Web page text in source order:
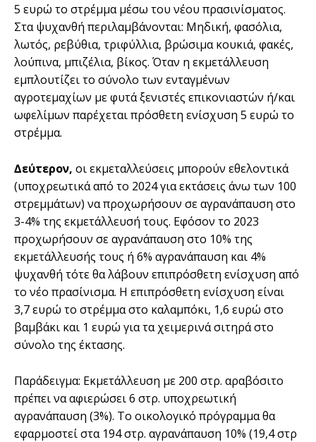
5 ευρώ το στρέµµα µέσω του νέου πρασινίσµατος.
Στα ψυχανθή περιλαµβάνονται: Μηδική, φασόλια,
λωτός, ρεβύθια, τριφύλλια, βρώσιµα κουκιά, φακές,
λούπινα, µπιζέλια, βίκος. Όταν η εκµετάλλευση
εµπλουτίζει το σύνολο των ενταγµένων
αγροτεµαχίων µε φυτά ξενιστές επικονιαστών ή/και
ωφελίµων παρέχεται πρόσθετη ενίσχυση 5 ευρώ το
στρέµµα.
∆εύτερον, οι εκµεταλλεύσεις µπορούν εθελοντικά
(υποχρεωτικά από το 2024 για εκτάσεις άνω των 100
στρεµµάτων) να προχωρήσουν σε αγρανάπαυση στο
3-4% της εκµετάλλευσή τους. Εφόσον το 2023
προχωρήσουν σε αγρανάπαυση στο 10% της
εκµετάλλευσής τους ή 6% αγρανάπαυση και 4%
ψυχανθή τότε θα λάβουν επιπρόσθετη ενίσχυση από
το νέο πρασίνισµα. Η επιπρόσθετη ενίσχυση είναι
3,7 ευρώ το στρέµµα στο καλαµπόκι, 1,6 ευρώ στο
βαµβάκι και 1 ευρώ για τα χειµερινά σιτηρά στο
σύνολο της έκτασης.
Παράδειγµα: Εκµετάλλευση µε 200 στρ. αραβόσιτο
πρέπει να αφιερώσει 6 στρ. υποχρεωτική
αγρανάπαυση (3%). Το οικολογικό πρόγραµµα θα
εφαρµοστεί στα 194 στρ. αγρανάπαυση 10% (19,4 στρ